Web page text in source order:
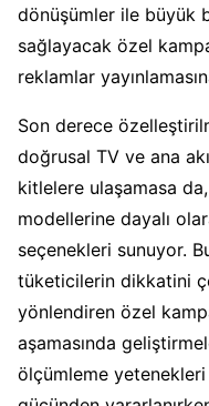
dönüşümler ile büyük
sağlayacak özel
reklamlar
Son derece
doğrusal TV ve ana
kitlelere ulaşamasa
modellerine dayalı
seçenekleri sunuyor.
tüketicilerin dikkatini
yönlendiren özel
aşamasında
ölçümleme yetenekleri